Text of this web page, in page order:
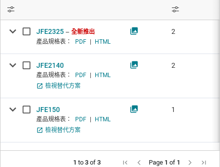
JFE2325
全新推出
產品規格表：
PDF HTML
2
JFE2140
產品規格表： PDF
HTML
檢視替代方案
2
JFE150
產品規格表： PDF
HTML
檢視替代方案
1
1 to 3 of 3 Page 1 of 1